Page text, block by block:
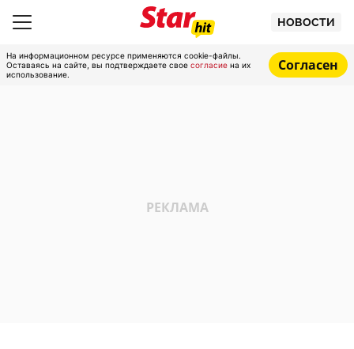
НОВОСТИ
На информационном ресурсе применяются cookie-файлы.
Оставаясь на сайте, вы подтверждаете свое согласие на их
использование.
Согласен